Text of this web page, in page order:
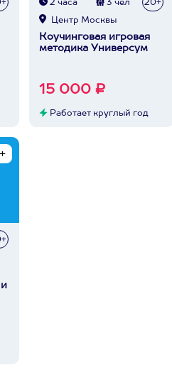
2 часа 3 чел 20+
Центр Москвы
Коучинговая игровая
методика Универсум
15 000 ₽
Работает круглый год